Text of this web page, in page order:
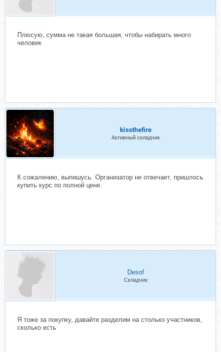
Плюсую, сумма не такая большая, чтобы набирать много
человек
kissthefire
Активный складчик
К сожалению, выпишусь. Организатор не отвечает, пришлось
купить курс по полной цене.
Desof
Складчик
Я тоже за покупку, давайте разделим на столько участников,
сколько есть